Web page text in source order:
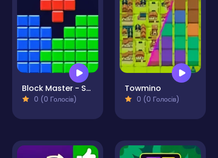
Block Master - Super Puzzle
0 (0 Голосів)
Towmino
0 (0 Голосів)